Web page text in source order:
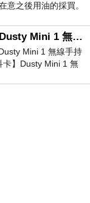
意之後用油的採買。
開箱｜【KOCA科卡】Dusty Mini 1 無線手持吸塵器
Mini 1 無線手持
卡】Dusty Mini 1 無
吹兼具兩